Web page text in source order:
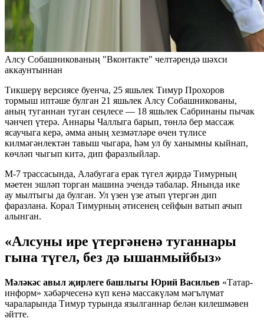
Алсу Собашникованың "Вконтакте" челтәрендә шәхси
аккаунтыннан
Тикшерү версиясе буенча, 25 яшьлек Тимур Прохоров
тормыш иптәше булган 21 яшьлек Алсу Собашникованы,
аның туганнан туган сеңлесе — 18 яшьлек Сабринаны пычак
чәнчеп үтерә. Аннары Чаллыга барып, төнлә бер массаж
ясаучыга керә, әмма аның хезмәтләре өчен түлисе
килмәгәнлектән тавыш чыгара, һәм ул бу ханымны кыйнап,
көчләп чыгып китә, дип фаразлыйлар.
М-7 трассасында, Алабугага ерак түгел җирдә Тимурның
мәетен эшләп торган машина эчендә табалар. Янында ике
ау мылтыгы да булган. Ул үзен үзе атып үтергән дип
фаразлана. Корал Тимурның әтисенең сейфын ватып ачып
алынган.
«Алсуны ире үтергәненә туганнары
гына түгел, без дә ышанмыйбыз»
Мәләкәс авыл җирлеге башлыгы Юрий Васильев «Татар-
информ» хәбәрчесенә күп кенә массакүләм мәгълүмат
чараларында Тимур турында язылганнар белән килешмәвен
әйтте.